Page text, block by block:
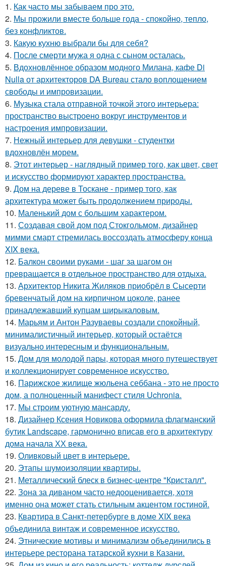
1. Как часто мы забываем про это.
2. Мы прожили вместе больше года - спокойно, тепло,
без конфликтов.
3. Какую кухню выбрали бы для себя?
4. После смерти мужа я одна с сыном осталась.
5. Вдохновлённое образом модного Милана, кафе Di
Nulla от архитекторов DA Bureau стало воплощением
свободы и импровизации.
6. Музыка стала отправной точкой этого интерьера:
пространство выстроено вокруг инструментов и
настроения импровизации.
7. Нежный интерьер для девушки - студентки
вдохновлён морем.
8. Этот интерьер - наглядный пример того, как цвет, свет
и искусство формируют характер пространства.
9. Дом на дереве в Тоскане - пример того, как
архитектура может быть продолжением природы.
10. Маленький дом с большим характером.
11. Создавая свой дом под Стокгольмом, дизайнер
мимми смарт стремилась воссоздать атмосферу конца
XIX века.
12. Балкон своими руками - шаг за шагом он
превращается в отдельное пространство для отдыха.
13. Архитектор Никита Жиляков приобрёл в Сысерти
бревенчатый дом на кирпичном цоколе, ранее
принадлежавший купцам ширыкаловым.
14. Марьям и Антон Разуваевы создали спокойный,
минималистичный интерьер, который остаётся
визуально интересным и функциональным.
15. Дом для молодой пары, которая много путешествует
и коллекционирует современное искусство.
16. Парижское жилище жюльена себбана - это не просто
дом, а полноценный манифест стиля Uchronia.
17. Мы строим уютную мансарду.
18. Дизайнер Ксения Новикова оформила флагманский
бутик Landscape, гармонично вписав его в архитектуру
дома начала ХХ века.
19. Оливковый цвет в интерьере.
20. Этапы шумоизоляции квартиры.
21. Металлический блеск в бизнес-центре "Кристалл".
22. Зона за диваном часто недооценивается, хотя
именно она может стать стильным акцентом гостиной.
23. Квартира в Санкт-петербурге в доме XIX века
объединила винтаж и современное искусство.
24. Этнические мотивы и минимализм объединились в
интерьере ресторана татарской кухни в Казани.